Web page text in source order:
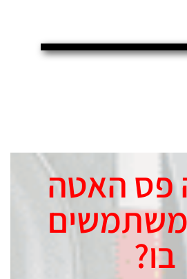
פס האטה
בו?